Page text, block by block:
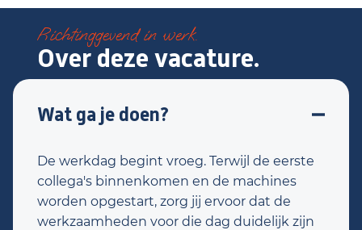
Richtinggevend in werk.
Over deze vacature.
Wat ga je doen?
De werkdag begint vroeg. Terwijl de eerste
collega's binnenkomen en de machines
worden opgestart, zorg jij ervoor dat de
werkzaamheden voor die dag duidelijk zijn